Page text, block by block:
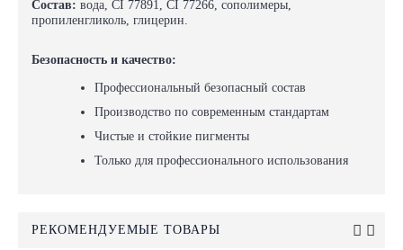
Состав: вода, CI 77891, CI 77266, сополимеры,
пропиленгликоль, глицерин.
Безопасность и качество:
Профессиональный безопасный состав
Производство по современным стандартам
Чистые и стойкие пигменты
Только для профессионального использования
РЕКОМЕНДУЕМЫЕ ТОВАРЫ